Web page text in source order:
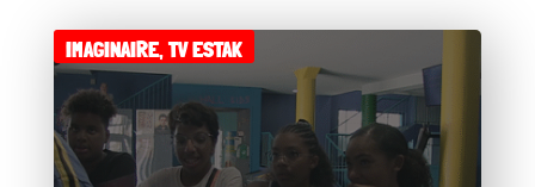
IMAGINAIRE,TV ESTAK